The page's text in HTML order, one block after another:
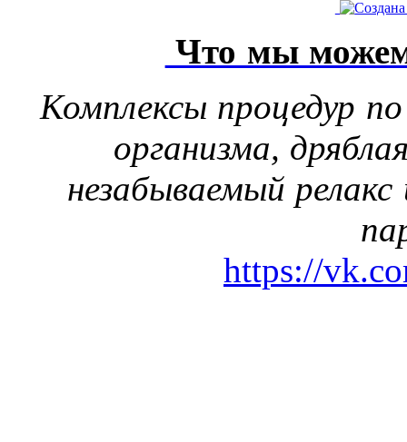
Что мы
Комплексы процедур
организма,
незабываемый
https://